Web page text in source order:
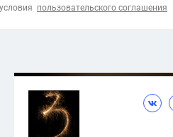
пользовательского соглашения